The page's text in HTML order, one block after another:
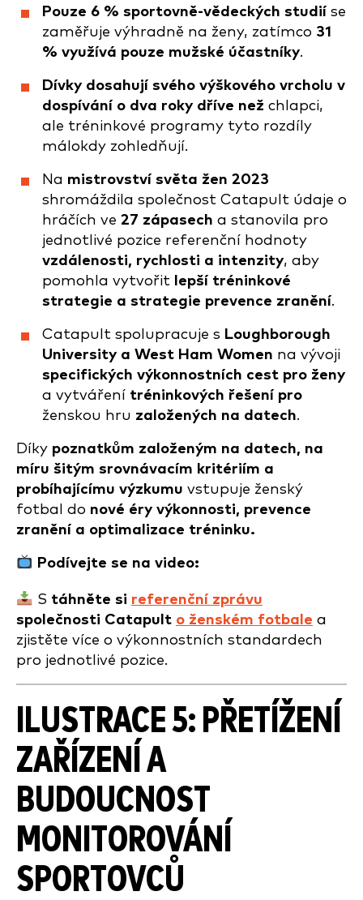
Pouze 6 % sportovně-vědeckých studií se
zaměřuje výhradně na ženy, zatímco 31
% využívá pouze mužské účastníky.
Dívky dosahují svého výškového vrcholu v
dospívání o dva roky dříve než chlapci,
ale tréninkové programy tyto rozdíly
málokdy zohledňují.
Na mistrovství světa žen 2023
shromáždila společnost Catapult údaje o
hráčích ve 27 zápasech a stanovila pro
jednotlivé pozice referenční hodnoty
vzdálenosti, rychlosti a intenzity, aby
pomohla vytvořit lepší tréninkové
strategie a strategie prevence zranění.
Catapult spolupracuje s Loughborough
University a West Ham Women na vývoji
specifických výkonnostních cest pro ženy
a vytváření tréninkových řešení pro
ženskou hru založených na datech.
Díky poznatkům založeným na datech, na
míru šitým srovnávacím kritériím a
probíhajícímu výzkumu vstupuje ženský
fotbal do nové éry výkonnosti, prevence
zranění a optimalizace tréninku.
Podívejte se na video:
S táhněte si referenční zprávu
společnosti Catapult o ženském fotbale a
zjistěte více o výkonnostních standardech
pro jednotlivé pozice.
ILUSTRACE 5: PŘETÍŽENÍ
ZAŘÍZENÍ A
BUDOUCNOST
MONITOROVÁNÍ
SPORTOVCŮ